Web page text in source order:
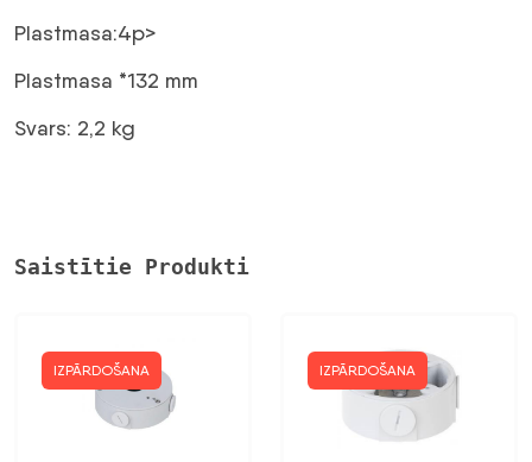
Plastmasa:4p>
Plastmasa *132 mm
Svars: 2,2 kg
Saistītie Produkti
IZPĀRDOŠANA IZPĀRDOŠANA